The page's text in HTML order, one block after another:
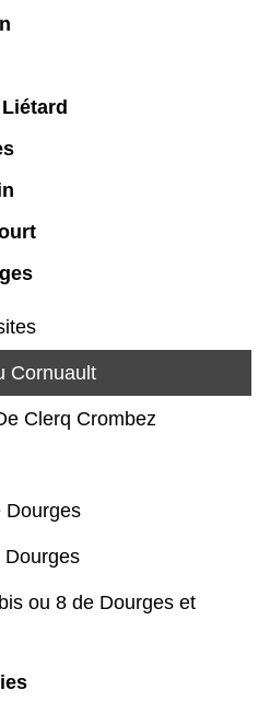
Cornuault
Clerq Crombez
Dourges
Dourges
ou 8 de Dourges et